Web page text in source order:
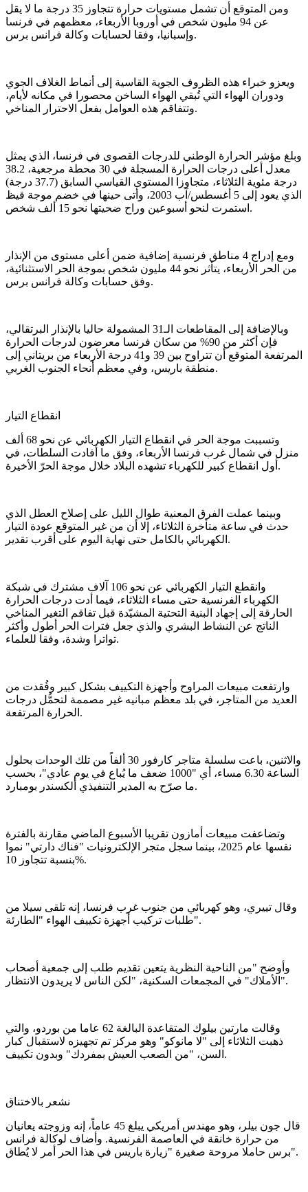
ومن المتوقع أن تشمل مستويات حرارة تتجاوز 35 درجة ما لا يقل
عن 94 مليون شخص في أوروبا الأربعاء، معظمهم في فرنسا
وإسبانيا، وفقا لحسابات وكالة فرانس برس.
ويعزو خبراء هذه الظروف الجوية القاسية إلى أنماط الغلاف الجوي
ودوران الهواء التي تُبقي الهواء الساخن محصورا في مكانه لأيام،
وتتفاقم هذه العوامل بفعل الاحترار المناخي.
وبلغ مؤشر الحرارة الوطني للدرجات القصوى في فرنسا، الذي يمثل
معدل أعلى درجات الحرارة المسجلة في 30 محطة مرجعية، 38.2
درجة مئوية الثلاثاء، متجاوزا المستوى القياسي السابق (37.7 درجة)
الذي يعود إلى 5 أغسطس/آب 2003، وأتى حينها في خضم موجة قيظ
استمرت لنحو أسبوعين وراح ضحيتها نحو 15 ألف شخص.
ومع إدراج 4 مناطق فرنسية إضافية ضمن أعلى مستوى من الإنذار
من الحر الأربعاء، يتأثر نحو 44 مليون شخص بموجة الحر الاستثنائية،
وفق حسابات وكالة فرانس برس.
وبالإضافة إلى المقاطعات الـ31 المشمولة حاليا بالإنذار البرتقالي،
فإن أكثر من 90% من سكان فرنسا معرضون لدرجات الحرارة
المرتفعة المتوقع أن تتراوح بين 39 و41 درجة الأربعاء من بريتاني إلى
منطقة باريس، وفي معظم أنحاء الجنوب الغربي.
انقطاع التيار
وتسببت موجة الحر في انقطاع التيار الكهربائي عن نحو 68 ألف
منزل في شمال غرب فرنسا الأربعاء، وفق ما أفادت السلطات، في
أول انقطاع كبير للكهرباء تشهده البلاد خلال موجة الحرّ الأخيرة.
وبينما عملت الفرق المعنية طوال الليل على إصلاح العطل الذي
حدث في ساعة متأخرة الثلاثاء، إلا أن من غير المتوقع عودة التيار
الكهربائي بالكامل حتى نهاية اليوم على أقرب تقدير.
وانقطع التيار الكهربائي عن نحو 106 آلاف مشترك في شبكة
الكهرباء الفرنسية حتى مساء الثلاثاء، فيما أدت درجات الحرارة
الحارقة إلى إجهاد البنية التحتية المشيّدة قبل تفاقم التغير المناخي
الناتج عن النشاط البشري والذي جعل فترات الحر أطول وأكثر
تواترا وشدة، وفقا للعلماء.
وارتفعت مبيعات المراوح وأجهزة التكييف بشكل كبير وفُقدت من
العديد من المتاجر، في بلد معظم مبانيه غير مصممة لتحمُّل درجات
الحرارة المرتفعة.
والاثنين، باعت سلسلة متاجر كارفور 30 ألفاً من تلك الوحدات بحلول
الساعة 6.30 مساء، أي "1000 ضعف ما يُباع في يوم عادي"، بحسب
ما صرّح به المدير التنفيذي ألكسندر بومبارد.
وتضاعفت مبيعات أمازون تقريبا الأسبوع الماضي مقارنة بالفترة
نفسها عام 2025، بينما سجل متجر الإلكترونيات "فناك دارتي" نموا
بنسبة تتجاوز 10%.
وقال تييري، وهو كهربائي من جنوب غرب فرنسا، إنه تلقى سيلا من
طلبات تركيب أجهزة تكييف الهواء "الطارئة".
وأوضح "من الناحية النظرية يتعين تقديم طلب إلى جمعية أصحاب
الأملاك" في المجمعات السكنية، "لكن الناس لا يريدون الانتظار".
وقالت مارتين بيلوك المتقاعدة البالغة 62 عاما من بوردو، والتي
ذهبت الثلاثاء إلى "لا مانوكو" وهو مركز تم تجهيزه لاستقبال كبار
السن، "من الصعب العيش بمفردك" وبدون تكييف.
نشعر بالاختناق
قال جون بيلر، وهو مهندس أمريكي يبلغ 45 عاماً، إنه وزوجته يعانيان
من حرارة خانقة في العاصمة الفرنسية. وأضاف لوكالة فرانس
برس حاملا مروحة صغيرة "زيارة باريس في هذا الحر أمر لا يُطاق".